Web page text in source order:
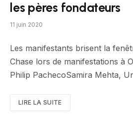
les pères fondateurs
11 juin 2020
Les manifestants brisent la
Chase lors de manifestations à
Philip PachecoSamira Mehta,
LIRE LA SUITE